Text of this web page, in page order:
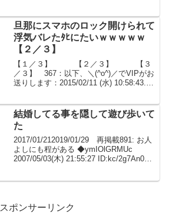
してます他に...
旦那にスマホのロック開けられて
浮気バレたﾀﾋにたいｗｗｗｗｗ
【２／３】
【１／３】 【２／３】 【３
／３】 367：以下、＼(^o^)／でVIPがお
送りします：2015/02/11 (水) 10:58:43.36
言え...
結婚してる事を隠して遊び歩いて
た
2017/01/212019/01/29 再掲載891: お人
よしにも程がある ◆ymIOlGRMUc
2007/05/03(木) 21:55:27 ID:kc/2g7An0あ
スポンサーリンク